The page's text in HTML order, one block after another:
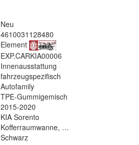
Neu
4610031128480
Element
EXP.CARKIA00006
Innenausstattung
fahrzeugspezifisch
Autofamily
TPE-Gummigemisch
2015-2020
KIA Sorento
Kofferraumwanne, Laderaumwanne
Schwarz